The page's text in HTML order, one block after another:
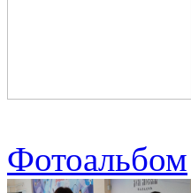
Фотоальбом